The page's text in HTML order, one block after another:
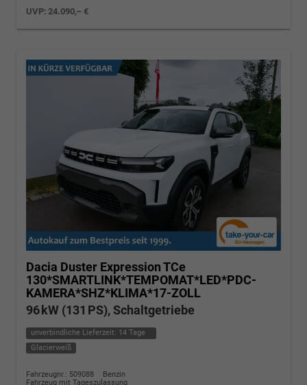
UVP:24.090,– €
Dacia Duster Expression TCe
130*SMARTLINK*TEMPOMAT*LED*PDC-
KAMERA*SHZ*KLIMA*17-ZOLL
96 kW (131 PS), Schaltgetriebe
unverbindliche Lieferzeit: 14 Tage
Glacierweiß
Fahrzeugnr.: 509088
Benzin
Fahrzeug mit Tageszulassung